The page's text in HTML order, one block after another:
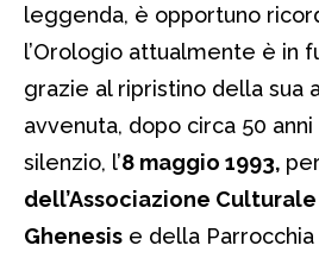
leggenda, è opportuno
l’Orologio attualmente è in
grazie al ripristino della sua
avvenuta, dopo circa 50 anni
silenzio, l’8 maggio 1993,
dell’Associazione
Ghenesis e della Parrocchia